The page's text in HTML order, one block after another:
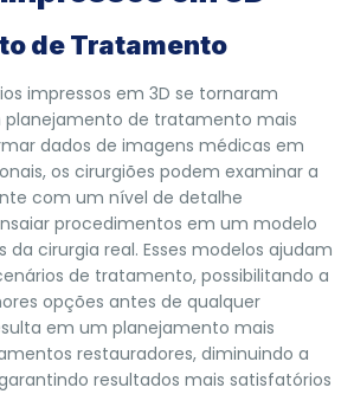
de Tratamento
impressos em 3D se tornaram
planejamento de tratamento mais
dados de imagens médicas em
os cirurgiões podem examinar a
com um nível de detalhe
procedimentos em um modelo
da cirurgia real. Esses modelos ajudam
de tratamento, possibilitando a
opções antes de qualquer
em um planejamento mais
restauradores, diminuindo a
resultados mais satisfatórios